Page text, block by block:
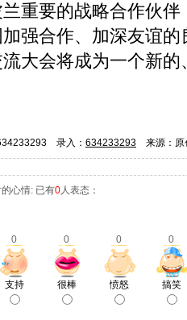
重要的战略合作伙
强合作、加深友谊
大会将成为一个新
录入： 634233293 来源：
心情: 已有0人表态：
0 0 0 0
支持 很棒 愤怒 搞笑